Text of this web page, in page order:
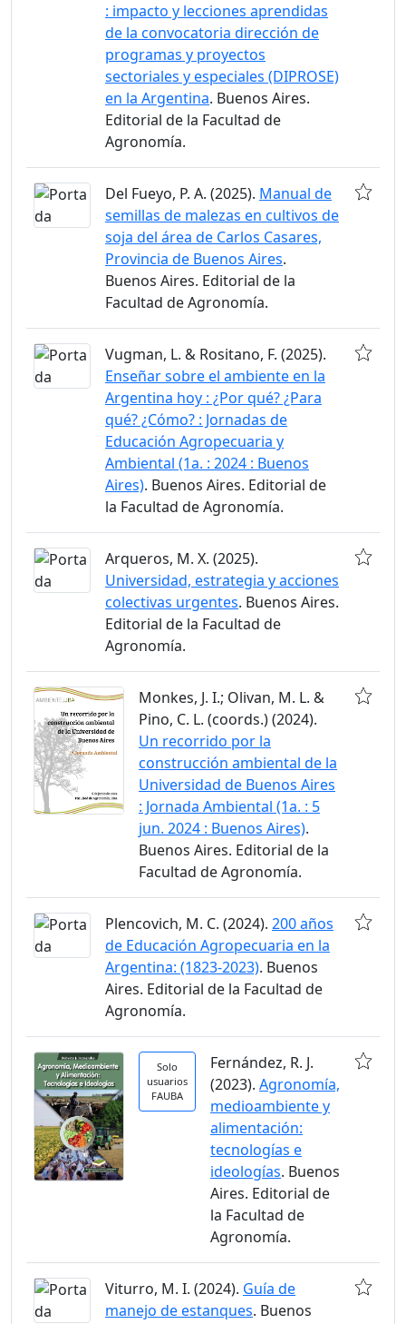
: impacto y lecciones aprendidas
de la convocatoria dirección de
programas y proyectos
sectoriales y especiales (DIPROSE)
en la Argentina. Buenos Aires.
Editorial de la Facultad de
Agronomía.
Del Fueyo, P. A. (2025). Manual de
semillas de malezas en cultivos de
soja del área de Carlos Casares,
Provincia de Buenos Aires.
Buenos Aires. Editorial de la
Facultad de Agronomía.
Vugman, L. & Rositano, F. (2025).
Enseñar sobre el ambiente en la
Argentina hoy : ¿Por qué? ¿Para
qué? ¿Cómo? : Jornadas de
Educación Agropecuaria y
Ambiental (1a. : 2024 : Buenos
Aires). Buenos Aires. Editorial de
la Facultad de Agronomía.
Arqueros, M. X. (2025).
Universidad, estrategia y acciones
colectivas urgentes. Buenos Aires.
Editorial de la Facultad de
Agronomía.
Monkes, J. I.; Olivan, M. L. &
Pino, C. L. (coords.) (2024).
Un recorrido por la
construcción ambiental de la
Universidad de Buenos Aires
: Jornada Ambiental (1a. : 5
jun. 2024 : Buenos Aires).
Buenos Aires. Editorial de la
Facultad de Agronomía.
Plencovich, M. C. (2024). 200 años
de Educación Agropecuaria en la
Argentina: (1823-2023). Buenos
Aires. Editorial de la Facultad de
Agronomía.
Solo
usuarios
FAUBA
Fernández, R. J.
(2023). Agronomía,
medioambiente y
alimentación:
tecnologías e
ideologías. Buenos
Aires. Editorial de
la Facultad de
Agronomía.
Viturro, M. I. (2024). Guía de
manejo de estanques. Buenos